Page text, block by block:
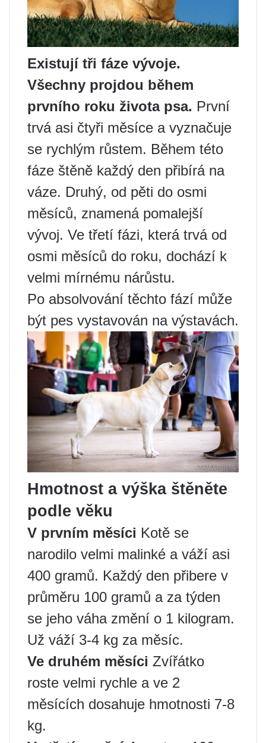
Existují tři fáze vývoje.
Všechny projdou během
prvního roku života psa. První
trvá asi čtyři měsíce a vyznačuje
se rychlým růstem. Během této
fáze štěně každý den přibírá na
váze. Druhý, od pěti do osmi
měsíců, znamená pomalejší
vývoj. Ve třetí fázi, která trvá od
osmi měsíců do roku, dochází k
velmi mírnému nárůstu.
Po absolvování těchto fází může
být pes vystavován na výstavách.
Hmotnost a výška štěněte
podle věku
V prvním měsíci Kotě se
narodilo velmi malinké a váží asi
400 gramů. Každý den přibere v
průměru 100 gramů a za týden
se jeho váha změní o 1 kilogram.
Už váží 3-4 kg za měsíc.
Ve druhém měsíci Zvířátko
roste velmi rychle a ve 2
měsících dosahuje hmotnosti 7-8
kg.